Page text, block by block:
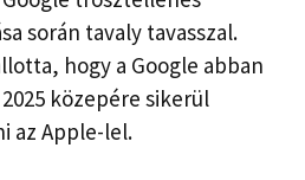
során tavaly tavasszal.
hogy a Google abban
közepére sikerül
az Apple-lel.